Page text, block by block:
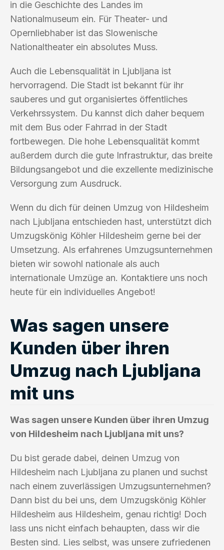
in die Geschichte des Landes im
Nationalmuseum ein. Für Theater- und
Opernliebhaber ist das Slowenische
Nationaltheater ein absolutes Muss.
Auch die Lebensqualität in Ljubljana ist
hervorragend. Die Stadt ist bekannt für ihr
sauberes und gut organisiertes öffentliches
Verkehrssystem. Du kannst dich daher bequem
mit dem Bus oder Fahrrad in der Stadt
fortbewegen. Die hohe Lebensqualität kommt
außerdem durch die gute Infrastruktur, das breite
Bildungsangebot und die exzellente medizinische
Versorgung zum Ausdruck.
Wenn du dich für deinen Umzug von Hildesheim
nach Ljubljana entschieden hast, unterstützt dich
Umzugskönig Köhler Hildesheim gerne bei der
Umsetzung. Als erfahrenes Umzugsunternehmen
bieten wir sowohl nationale als auch
internationale Umzüge an. Kontaktiere uns noch
heute für ein individuelles Angebot!
Was sagen unsere
Kunden über ihren
Umzug nach Ljubljana
mit uns
Was sagen unsere Kunden über ihren Umzug
von Hildesheim nach Ljubljana mit uns?
Du bist gerade dabei, deinen Umzug von
Hildesheim nach Ljubljana zu planen und suchst
nach einem zuverlässigen Umzugsunternehmen?
Dann bist du bei uns, dem Umzugskönig Köhler
Hildesheim aus Hildesheim, genau richtig! Doch
lass uns nicht einfach behaupten, dass wir die
Besten sind. Lies selbst, was unsere zufriedenen